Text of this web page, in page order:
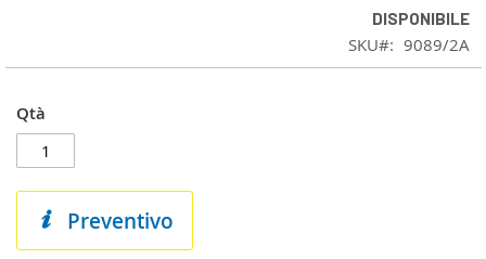
DISPONIBILE
SKU 9089/2A
Qtà
Preventivo